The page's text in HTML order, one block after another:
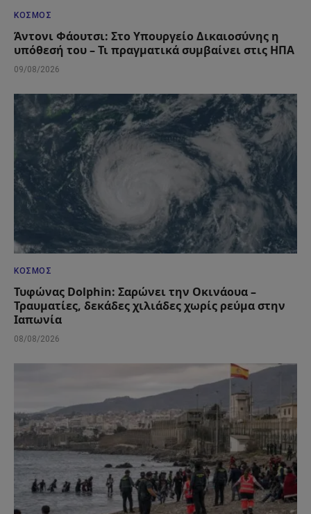
ΚΌΣΜΟΣ
Άντονι Φάουτσι: Στο Υπουργείο Δικαιοσύνης η
υπόθεσή του – Τι πραγματικά συμβαίνει στις ΗΠΑ
09/08/2026
ΚΌΣΜΟΣ
Τυφώνας Dolphin: Σαρώνει την Οκινάουα –
Τραυματίες, δεκάδες χιλιάδες χωρίς ρεύμα στην
Ιαπωνία
08/08/2026